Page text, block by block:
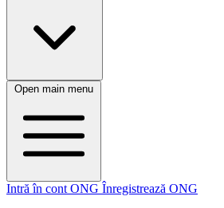
Open main menu
Intră în cont ONG Înregistrează ONG